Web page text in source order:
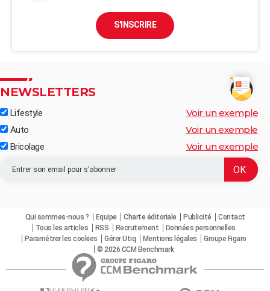
S'INSCRIRE
NEWSLETTERS
Lifestyle Voir un exemple
Auto Voir un exemple
Bricolage Voir un exemple
Qui sommes-nous ? Equipe Charte éditoriale Publicité
Contact
Tous les articles
RSS Recrutement
Données personnelles
Paramétrer les cookies
Gérer Utiq Mentions légales
Groupe Figaro
© 2026 CCM Benchmark